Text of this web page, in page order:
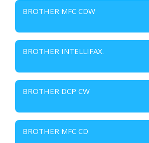
BROTHER MFC CDW
BROTHER INTELLIFAX.
BROTHER DCP CW
BROTHER MFC CD